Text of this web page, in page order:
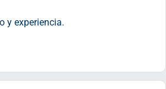
y experiencia.